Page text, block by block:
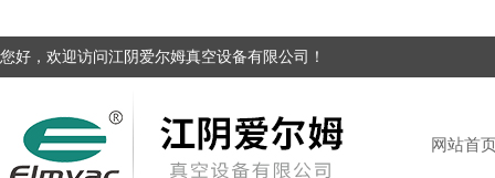
您好，欢迎访问江阴爱尔姆真空设备有限公司！
网站首